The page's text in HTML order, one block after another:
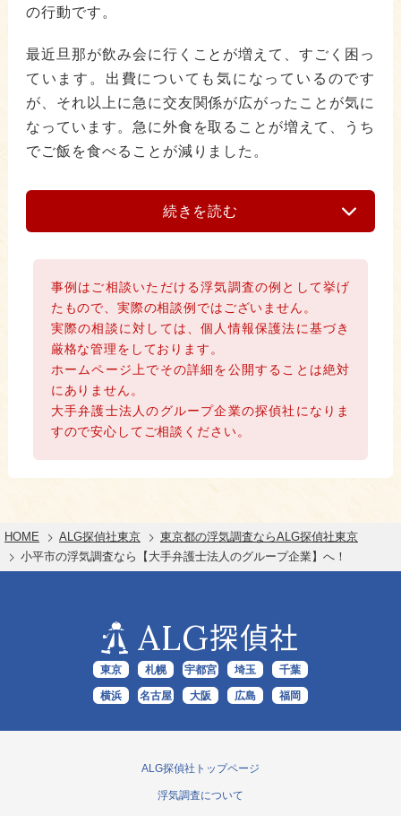
の行動です。
最近旦那が飲み会に行くことが増えて、すごく困っ
ています。出費についても気になっているのです
が、それ以上に急に交友関係が広がったことが気に
なっています。急に外食を取ることが増えて、うち
でご飯を食べることが減りました。
続きを読む
事例はご相談いただける浮気調査の例として挙げ
たもので、実際の相談例ではございません。
実際の相談に対しては、個人情報保護法に基づき
厳格な管理をしております。
ホームページ上でその詳細を公開することは絶対
にありません。
大手弁護士法人のグループ企業の探偵社になりま
すので安心してご相談ください。
HOME ALG探偵社東京
東京都の浮気調査ならALG探偵社東京
小平市の浮気調査なら【大手弁護士法人のグループ企業】へ！
ALG探偵社
東京 札幌 宇都宮 埼玉 千葉
横浜 名古屋 大阪 広島 福岡
ALG探偵社トップページ
浮気調査について